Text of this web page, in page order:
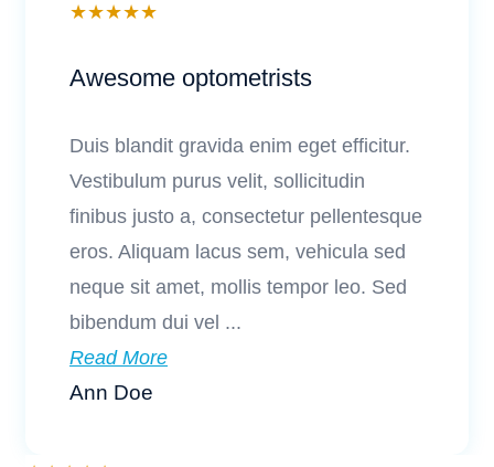
★★★★★
Awesome optometrists
Duis blandit gravida enim eget efficitur.
Vestibulum purus velit, sollicitudin
finibus justo a, consectetur pellentesque
eros. Aliquam lacus sem, vehicula sed
neque sit amet, mollis tempor leo. Sed
bibendum dui vel ...
Read More
Ann Doe